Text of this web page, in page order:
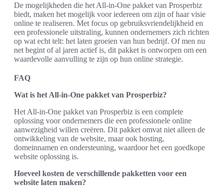
De mogelijkheden die het All-in-One pakket van Prosperbiz
biedt, maken het mogelijk voor iedereen om zijn of haar visie
online te realiseren. Met focus op gebruiksvriendelijkheid en
een professionele uitstraling, kunnen ondernemers zich richten
op wat echt telt: het laten groeien van hun bedrijf. Of men nu
net begint of al jaren actief is, dit pakket is ontworpen om een
waardevolle aanvulling te zijn op hun online strategie.
FAQ
Wat is het All-in-One pakket van Prosperbiz?
Het All-in-One pakket van Prosperbiz is een complete
oplossing voor ondernemers die een professionele online
aanwezigheid willen creëren. Dit pakket omvat niet alleen de
ontwikkeling van de website, maar ook hosting,
domeinnamen en ondersteuning, waardoor het een goedkope
website oplossing is.
Hoeveel kosten de verschillende pakketten voor een
website laten maken?